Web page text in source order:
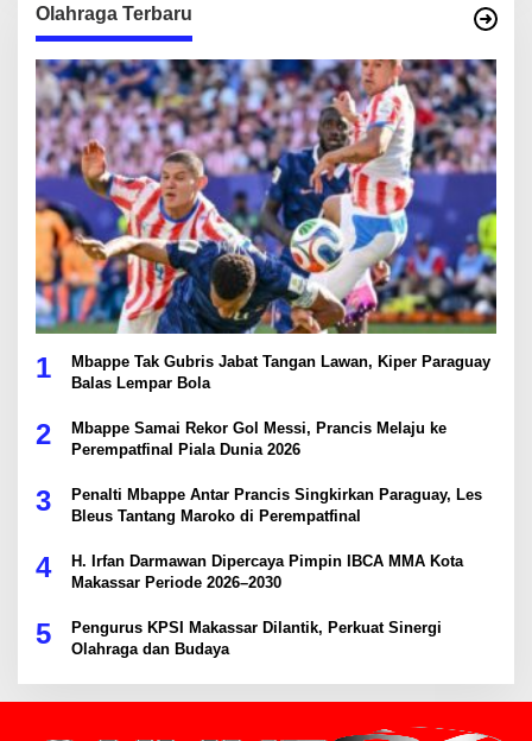
Olahraga Terbaru
1
Mbappe Tak Gubris Jabat Tangan Lawan, Kiper Paraguay
Balas Lempar Bola
2
Mbappe Samai Rekor Gol Messi, Prancis Melaju ke
Perempatfinal Piala Dunia 2026
3
Penalti Mbappe Antar Prancis Singkirkan Paraguay, Les
Bleus Tantang Maroko di Perempatfinal
4
H. Irfan Darmawan Dipercaya Pimpin IBCA MMA Kota
Makassar Periode 2026–2030
5
Pengurus KPSI Makassar Dilantik, Perkuat Sinergi
Olahraga dan Budaya